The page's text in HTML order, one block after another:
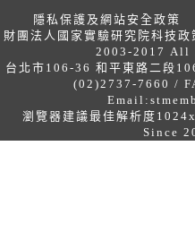
隱私保護及網站安全政策
財團法人國家實驗研究院科技
2003-2017 All
台北市106-36 和平東路二段
(02)2737-7660 /
Email:
瀏覽器建議最佳解析度
Since